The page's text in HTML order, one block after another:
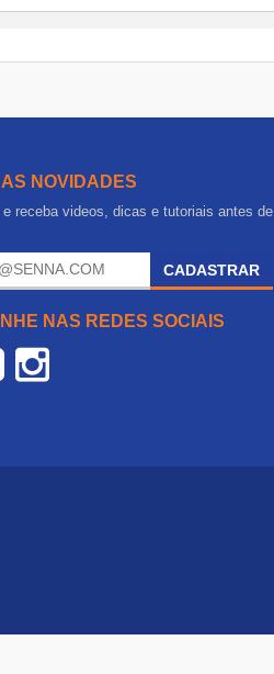
NOVIDADES
e receba videos, dicas e tutoriais antes de
CADASTRAR
NAS REDES SOCIAIS